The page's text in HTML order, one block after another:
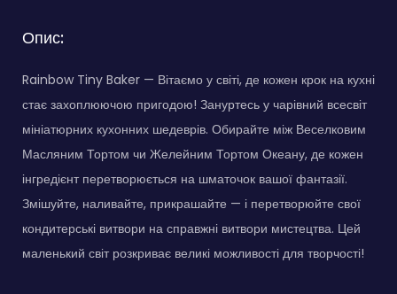
Опис:
Rainbow Tiny Baker — Вітаємо у світі, де кожен крок на кухні
стає захоплюючою пригодою! Зануртесь у чарівний всесвіт
мініатюрних кухонних шедеврів. Обирайте між Веселковим
Масляним Тортом чи Желейним Тортом Океану, де кожен
інгредієнт перетворюється на шматочок вашої фантазії.
Змішуйте, наливайте, прикрашайте — і перетворюйте свої
кондитерські витвори на справжні витвори мистецтва. Цей
маленький світ розкриває великі можливості для творчості!